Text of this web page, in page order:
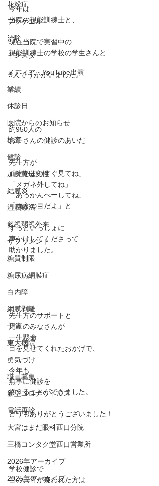
花粉症
プラケニル
治験
インスタ
メディア・YouTube出演
業績
休診日
医院からのお知らせ
検査
健診
加齢黄斑変性
結膜炎
湿潤療法
斜視弱視外来
サプリメント
糖質制限
糖尿病網膜症
白内障
網膜剥離
予防
東大病院
勇気づけ
職員募集
新型コロナウイルス
電話再診
大宮はまだ眼科西口分院
三橋コンタク堂西口営業所
2026年アーカイブ
2025年アーカイブ
今年は
当院の視能訓練士と、
現在当院で実習中の
視能訓練士の学校の学生さんと
3人でうかがいました。
約950人の
お子さんの健診のあいだ
先生方が
「光をまっすぐ見てね」
「メガネ外してね」
「あっかんべーしてね」
「両方の目だよ」と
ずっといっしょに
声かけしてくださって
助かりました。
先生方のサポートと
児童のみなさんが
一生懸命
目を見せてくれたおかげで、
今年も
無事に健診を
終えることができました。
どうもありがとうございました！
学校健診で
目の異常が疑われた方は